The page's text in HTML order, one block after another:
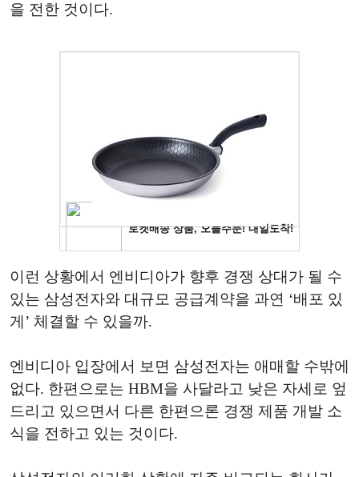
을 전한 것이다.
이런 상황에서 엔비디아가 향후 경쟁 상대가 될 수
있는 삼성전자와 대규모 공급계약을 과연 ‘배포 있
게’ 체결할 수 있을까.
엔비디아 입장에서 보면 삼성전자는 애매할 수밖에
없다. 한편으로는 HBM을 사달라고 낮은 자세로 엎
드리고 있으면서 다른 한편으론 경쟁 제품 개발 소
식을 전하고 있는 것이다.